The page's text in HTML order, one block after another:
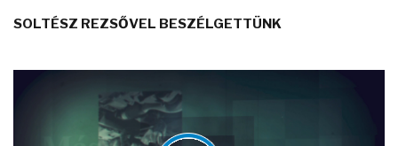
SOLTÉSZ REZSŐVEL BESZÉLGETTÜNK